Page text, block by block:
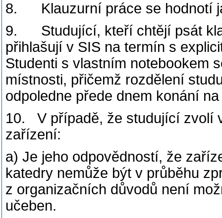
8. Klauzurní práce se hodnotí
9. Studující, kteří chtějí psát
přihlašují v SIS na termín s
Studenti s vlastním notebookem
místnosti, přičemž rozdělení
odpoledne přede dnem konání
10. V případě, že studující zvolí
zařízení:
a) Je jeho odpovědností, že
katedry nemůže být v průběhu
z organizačních důvodů není
učeben.